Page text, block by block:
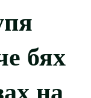
бях
на